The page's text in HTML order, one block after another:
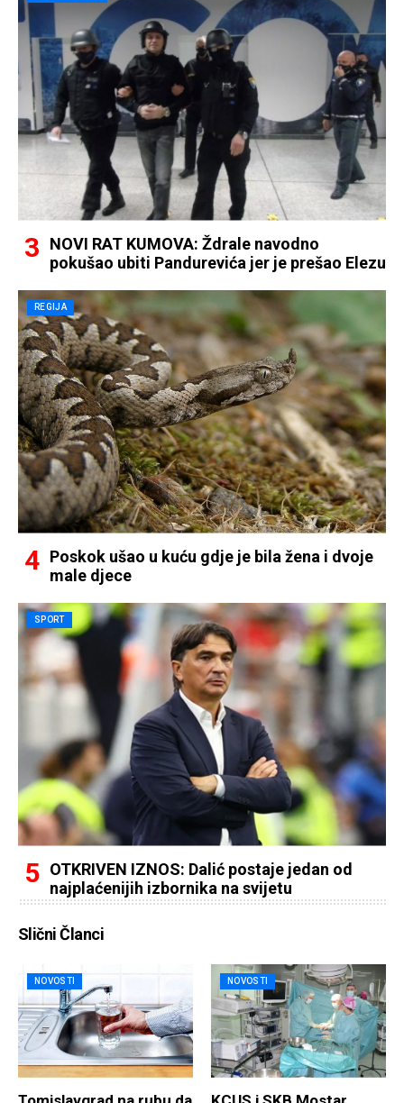
NOVI RAT KUMOVA: Ždrale navodno
pokušao ubiti Pandurevića jer je prešao Elezu
REGIJA
Poskok ušao u kuću gdje je bila žena i dvoje
male djece
SPORT
OTKRIVEN IZNOS: Dalić postaje jedan od
najplaćenijih izbornika na svijetu
Slični Članci
NOVOSTI NOVOSTI